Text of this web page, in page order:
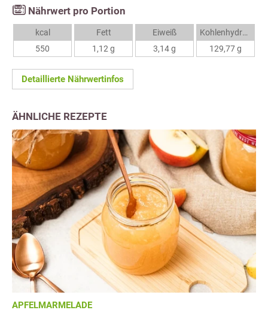
Nährwert pro Portion
kcal
550
Fett
1,12 g
Eiweiß
3,14 g
Kohlenhydrate
129,77 g
Detaillierte Nährwertinfos
ÄHNLICHE REZEPTE
APFELMARMELADE